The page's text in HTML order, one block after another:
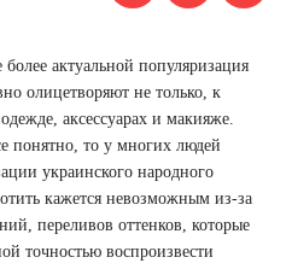
актуальной популяризация
олицетворяют не только, к
аксессуарах и макияже.
понятно, то у многих людей
украинского народного
кажется невозможным из-за
переливов оттенков, которые
точностью воспроизвести